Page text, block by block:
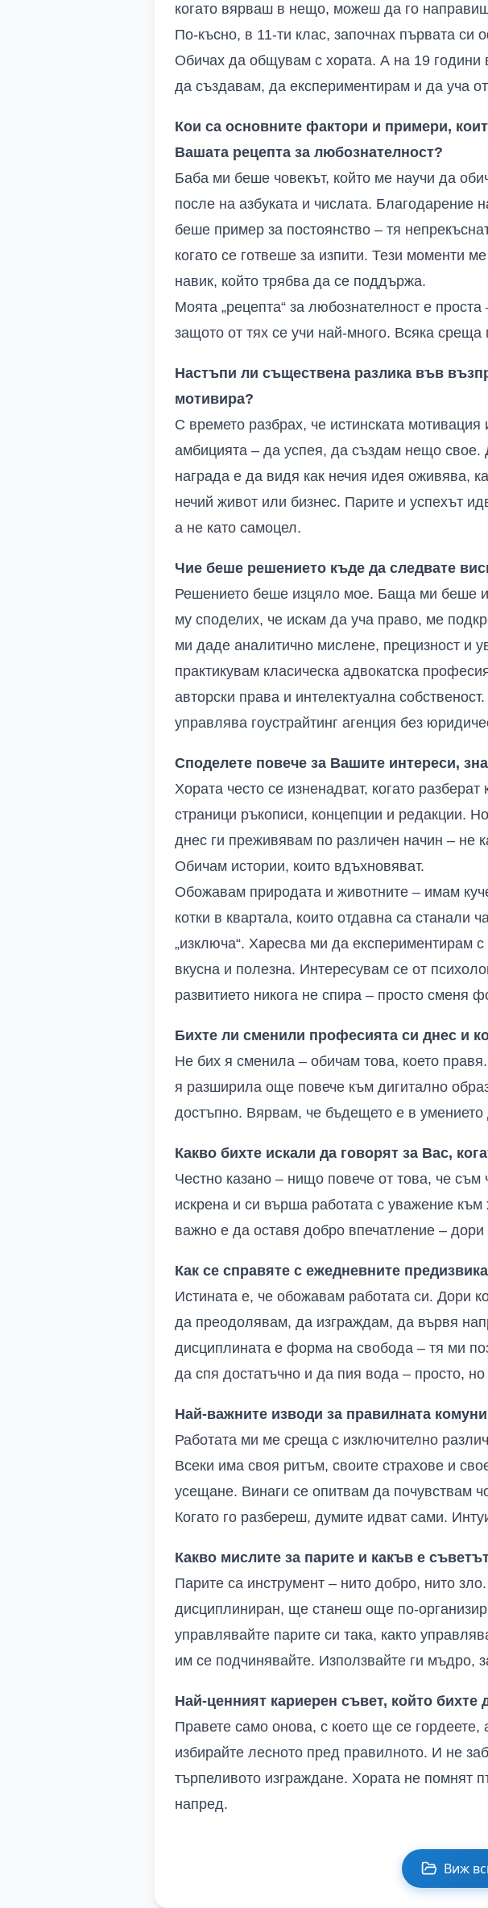
когато вярваш в нещо, можеш да го
По-късно, в 11-ти клас, започнах първата
Обичах да общувам с хората. А на 19 години
да създавам, да експериментирам и да уча
Кои са основните фактори и примери,
Вашата рецепта за любознателност?
Баба ми беше човекът, който ме научи да
после на азбуката и числата.
беше пример за постоянство – тя
когато се готвеше за изпити. Тези моменти
навик, който трябва да се поддържа.
Моята „рецепта“ за любознателност е
защото от тях се учи най-много. Всяка
Настъпи ли съществена разлика във
мотивира?
С времето разбрах, че истинската
амбицията – да успея, да създам нещо
награда е да видя как нечия идея оживява,
нечий живот или бизнес. Парите и успехът
а не като самоцел.
Чие беше решението къде да следвате
Решението беше изцяло мое. Баща ми беше
му споделих, че искам да уча право, ме
ми даде аналитично мислене, прецизност и
практикувам класическа адвокатска
авторски права и интелектуална
управлява гоустрайтинг агенция без
Споделете повече за Вашите интереси,
Хората често се изненадват, когато
страници ръкописи, концепции и редакции.
днес ги преживявам по различен начин – не
Обичам истории, които вдъхновяват.
Обожавам природата и животните – имам
котки в квартала, които отдавна са станали
„изключа“. Харесва ми да експериментирам
вкусна и полезна. Интересувам се от
развитието никога не спира – просто сменя
Бихте ли сменили професията си днес и
Не бих я сменила – обичам това, което
я разширила още повече към дигитално
достъпно. Вярвам, че бъдещето е в
Какво бихте искали да говорят за Вас,
Честно казано – нищо повече от това, че
искрена и си върша работата с уважение
важно е да оставя добро впечатление – дори
Как се справяте с ежедневните
Истината е, че обожавам работата си. Дори
да преодолявам, да изграждам, да вървя
дисциплината е форма на свобода – тя ми
да спя достатъчно и да пия вода – просто,
Най-важните изводи за правилната
Работата ми ме среща с изключително
Всеки има своя ритъм, своите страхове и
усещане. Винаги се опитвам да почувствам
Когато го разбереш, думите идват сами.
Какво мислите за парите и какъв е
Парите са инструмент – нито добро, нито
дисциплиниран, ще станеш още по-
управлявайте парите си така, както
им се подчинявайте. Използвайте ги мъдро,
Най-ценният кариерен съвет, който бихте
Правете само онова, с което ще се
избирайте лесното пред правилното. И не
търпеливото изграждане. Хората не помнят
напред.
Виж